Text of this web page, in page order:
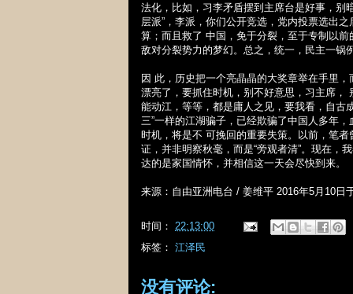
法化，比如，习李矛盾摆到主席台是好事，别
层派”，李派，你们公开竞选，党内投票选出
算；而且救了 中国，免于分裂，至于专制以
敌对分裂势力的梦幻。总之，统一，民主一锅
因 此，历史把一个亮晶晶的大奖章举在手里
漂亮了，要抓住时机，别不好意思，习主席，
能动江，等等，都是庸人之见，要我看，自古
三”一样的江湖骗子，已经欺骗了中国人多年
时机，将是不 可挽回的重要失策。以前，笔
证，并非明察秋毫，而是“旁观者清”。现在，
达的是家国情怀，并相信这一天会尽快到来。
来源：自由亚洲电台 / 姜维平 2016年5 月 10日
时间： 22:13:00
标签： 江泽民
没有评论: